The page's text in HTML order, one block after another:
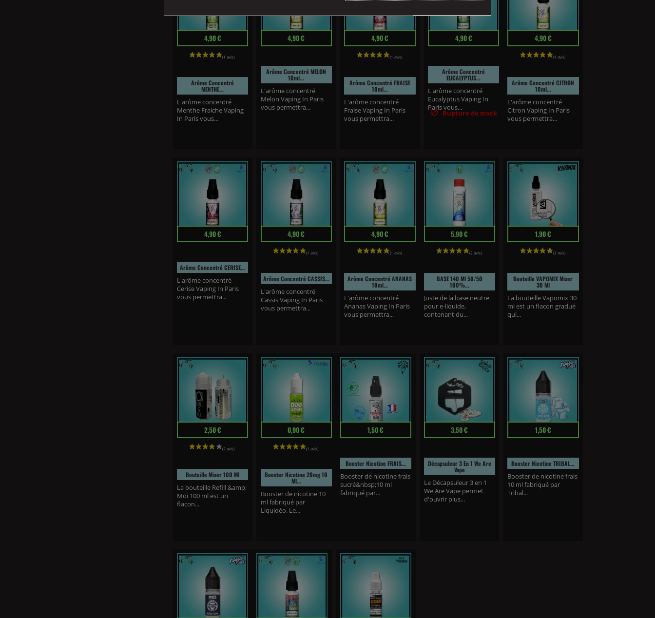
(2 avis)
Prix 4,90 €
Arôme Concentré
MENTHE...
L'arôme concentré
Menthe Fraiche Vaping
In Paris vous...
Prix 4,90 €
Arôme Concentré MELON
10ml...
L'arôme concentré
Melon Vaping In Paris
vous permettra...
Prix 4,90 €
Arôme Concentré FRAISE
10ml...
L'arôme concentré
Fraise Vaping In Paris
vous permettra...
Prix 4,90 €
Arôme Concentré
EUCALYPTUS...
L'arôme concentré
Eucalyptus Vaping In
Paris vous...
 Rupture de stock
Prix 4,90 €
Arôme Concentré CITRON
10ml...
L'arôme concentré
Citron Vaping In Paris
vous permettra...
Prix 4,90 €
Arôme Concentré CERISE...
L'arôme concentré
Cerise Vaping In Paris
vous permettra...
Prix 4,90 €
Arôme Concentré CASSIS...
L'arôme concentré
Cassis Vaping In Paris
vous permettra...
Prix 4,90 €
Arôme Concentré ANANAS
10ml...
L'arôme concentré
Ananas Vaping In Paris
vous permettra...
Prix 5,90 €
BASE 140 Ml 50/50
100%...
Juste de la base neutre
pour e-liquide,
contenant du...
Prix 1,90 €
Bouteille VAPOMIX Mixer
30 Ml
La bouteille Vapomix 30
ml est un flacon gradué
qui...
Prix 2,50 €
Bouteille Mixer 100 Ml
La bouteille Refill &amp;
Moi 100 ml est un
flacon...
Prix 0,90 €
Booster Nicotine 20mg 10
Ml...
Booster de nicotine 10
ml fabriqué par
Liquidéo. Le...
Prix 1,50 €
Booster Nicotine FRAIS...
Booster de nicotine frais
sucré&nbsp;10 ml
fabriqué par...
Prix 3,50 €
Décapsuleur 3 En 1 We Are
Vape
Le Décapsuleur 3 en 1
We Are Vape permet
d'ouvrir plus...
Prix 1,50 €
Booster Nicotine TRIBAL...
Booster de nicotine frais
10 ml fabriqué par
Tribal...